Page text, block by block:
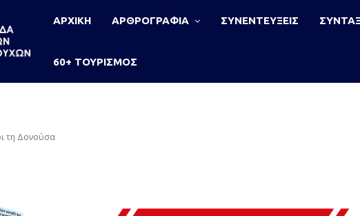
ΑΡΧΙΚΗ ΑΡΘΡΟΓΡΑΦΙΑ ΣΥΝΕΝΤΕΥΞΕΙΣ
60+ ΤΟΥΡΙΣΜΟΣ
τη Δονούσα